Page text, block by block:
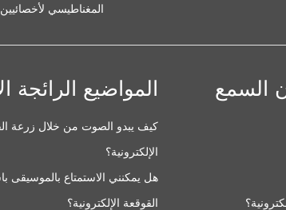
المغناطيسي
السمع المواضيع الرائجة
كيف يبدو الصوت من خلال زرعة
الإلكترونية؟
هل يمكنني الاستمتاع بالموسيقى
القوقعة الإلكترونية؟